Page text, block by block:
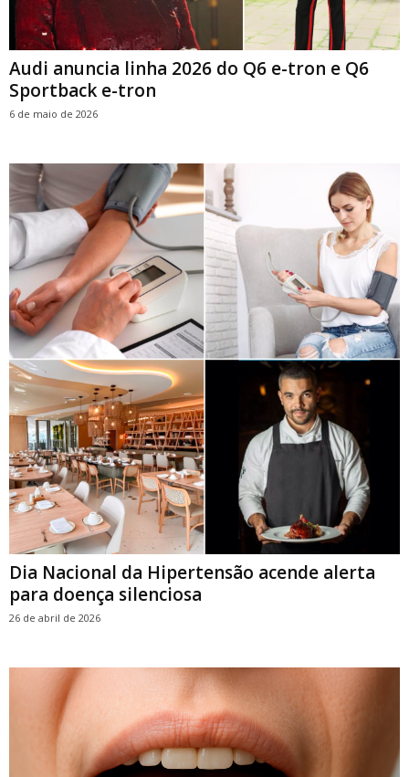
Audi anuncia linha 2026 do Q6 e-tron e Q6
Sportback e-tron
6 de maio de 2026
Dia Nacional da Hipertensão acende alerta
para doença silenciosa
26 de abril de 2026